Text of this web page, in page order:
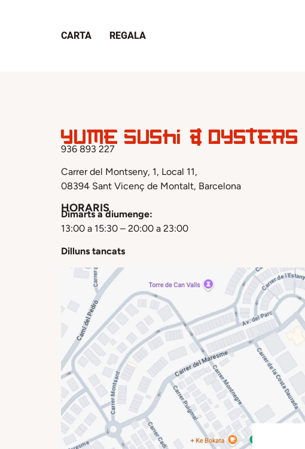
CARTA REGALA
Yume Sushi & Oysters
936 893 227
Carrer del Montseny, 1, Local 11,
08394 Sant Vicenç de Montalt, Barcelona
HORARIS
Dimarts a diumenge:
13:00 a 15:30 – 20:00 a 23:00
Dilluns tancats